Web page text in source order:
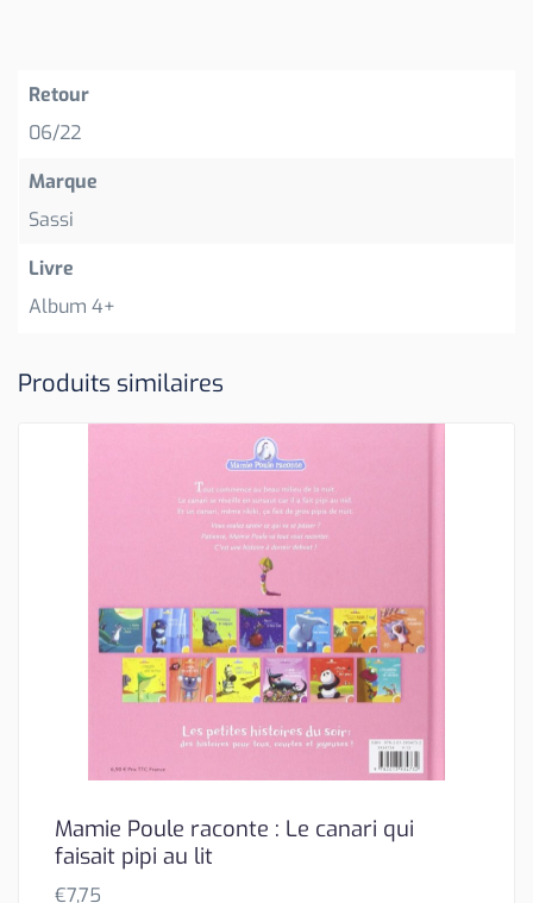
Retour
06/22
Marque
Sassi
Livre
Album 4+
Produits similaires
Mamie Poule raconte : Le canari qui
faisait pipi au lit
€7,75